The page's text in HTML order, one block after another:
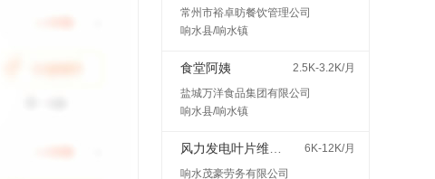
常州市裕卓昉餐饮管理公司
响水县/响水镇
食堂阿姨
2.5K-3.2K/月
盐城万洋食品集团有限公司
响水县/响水镇
6K-12K/月
响水茂豪劳务有限公司